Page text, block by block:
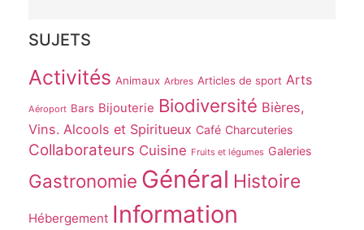
SUJETS
Activités Animaux Arbres Articles de sport Arts
Aéroport Bars Bijouterie Biodiversité Bières,
Vins. Alcools et Spiritueux Café Charcuteries
Collaborateurs Cuisine Fruits et légumes Galeries
Gastronomie Général Histoire
Hébergement Information